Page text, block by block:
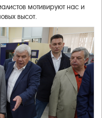
мотивируют нас и
высот.